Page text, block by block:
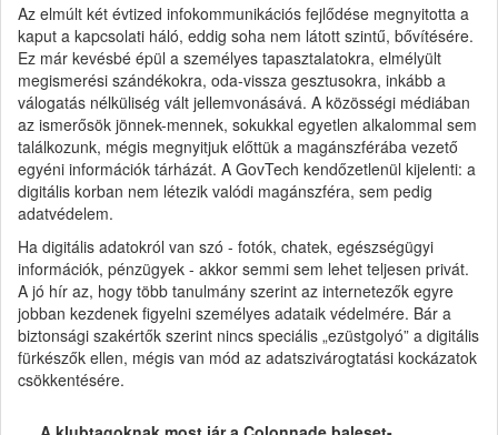
Az elmúlt két évtized infokommunikációs fejlődése megnyitotta a
kaput a kapcsolati háló, eddig soha nem látott szintű, bővítésére.
Ez már kevésbé épül a személyes tapasztalatokra, elmélyült
megismerési szándékokra, oda-vissza gesztusokra, inkább a
válogatás nélküliség vált jellemvonásává. A közösségi médiában
az ismerősök jönnek-mennek, sokukkal egyetlen alkalommal sem
találkozunk, mégis megnyitjuk előttük a magánszférába vezető
egyéni információk tárházát. A GovTech kendőzetlenül kijelenti: a
digitális korban nem létezik valódi magánszféra, sem pedig
adatvédelem.
Ha digitális adatokról van szó - fotók, chatek, egészségügyi
információk, pénzügyek - akkor semmi sem lehet teljesen privát.
A jó hír az, hogy több tanulmány szerint az internetezők egyre
jobban kezdenek figyelni személyes adataik védelmére. Bár a
biztonsági szakértők szerint nincs speciális „ezüstgolyó” a digitális
fürkészők ellen, mégis van mód az adatszivárogtatási kockázatok
csökkentésére.